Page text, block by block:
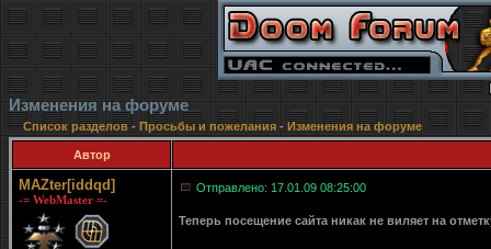
Изменения на форуме
Список разделов- Просьбы и пожелания - Изменения на форуме
Автор
MAZter[iddqd]
-= WebMaster =-
Отправлено: 17.01.09 08:25:00
Теперь посещение сайта никак не виляет на